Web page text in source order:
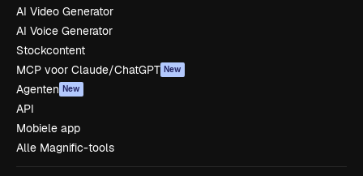
AI Video Generator
AI Voice Generator
Stockcontent
MCP voor Claude/ChatGPT New
Agenten New
API
Mobiele app
Alle Magnific-tools